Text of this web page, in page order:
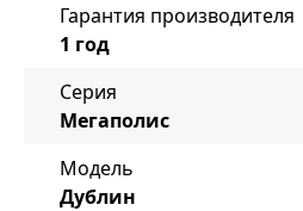
Гарантия производителя
1 год
Серия
Мегаполис
Модель
Дублин